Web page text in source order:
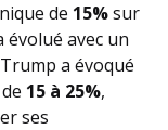
de 15%sur
avec un
a évoqué
15 à 25%,
ses